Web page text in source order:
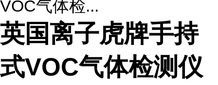
VOC气体检...
英国离子虎牌手持
式VOC气体检测仪